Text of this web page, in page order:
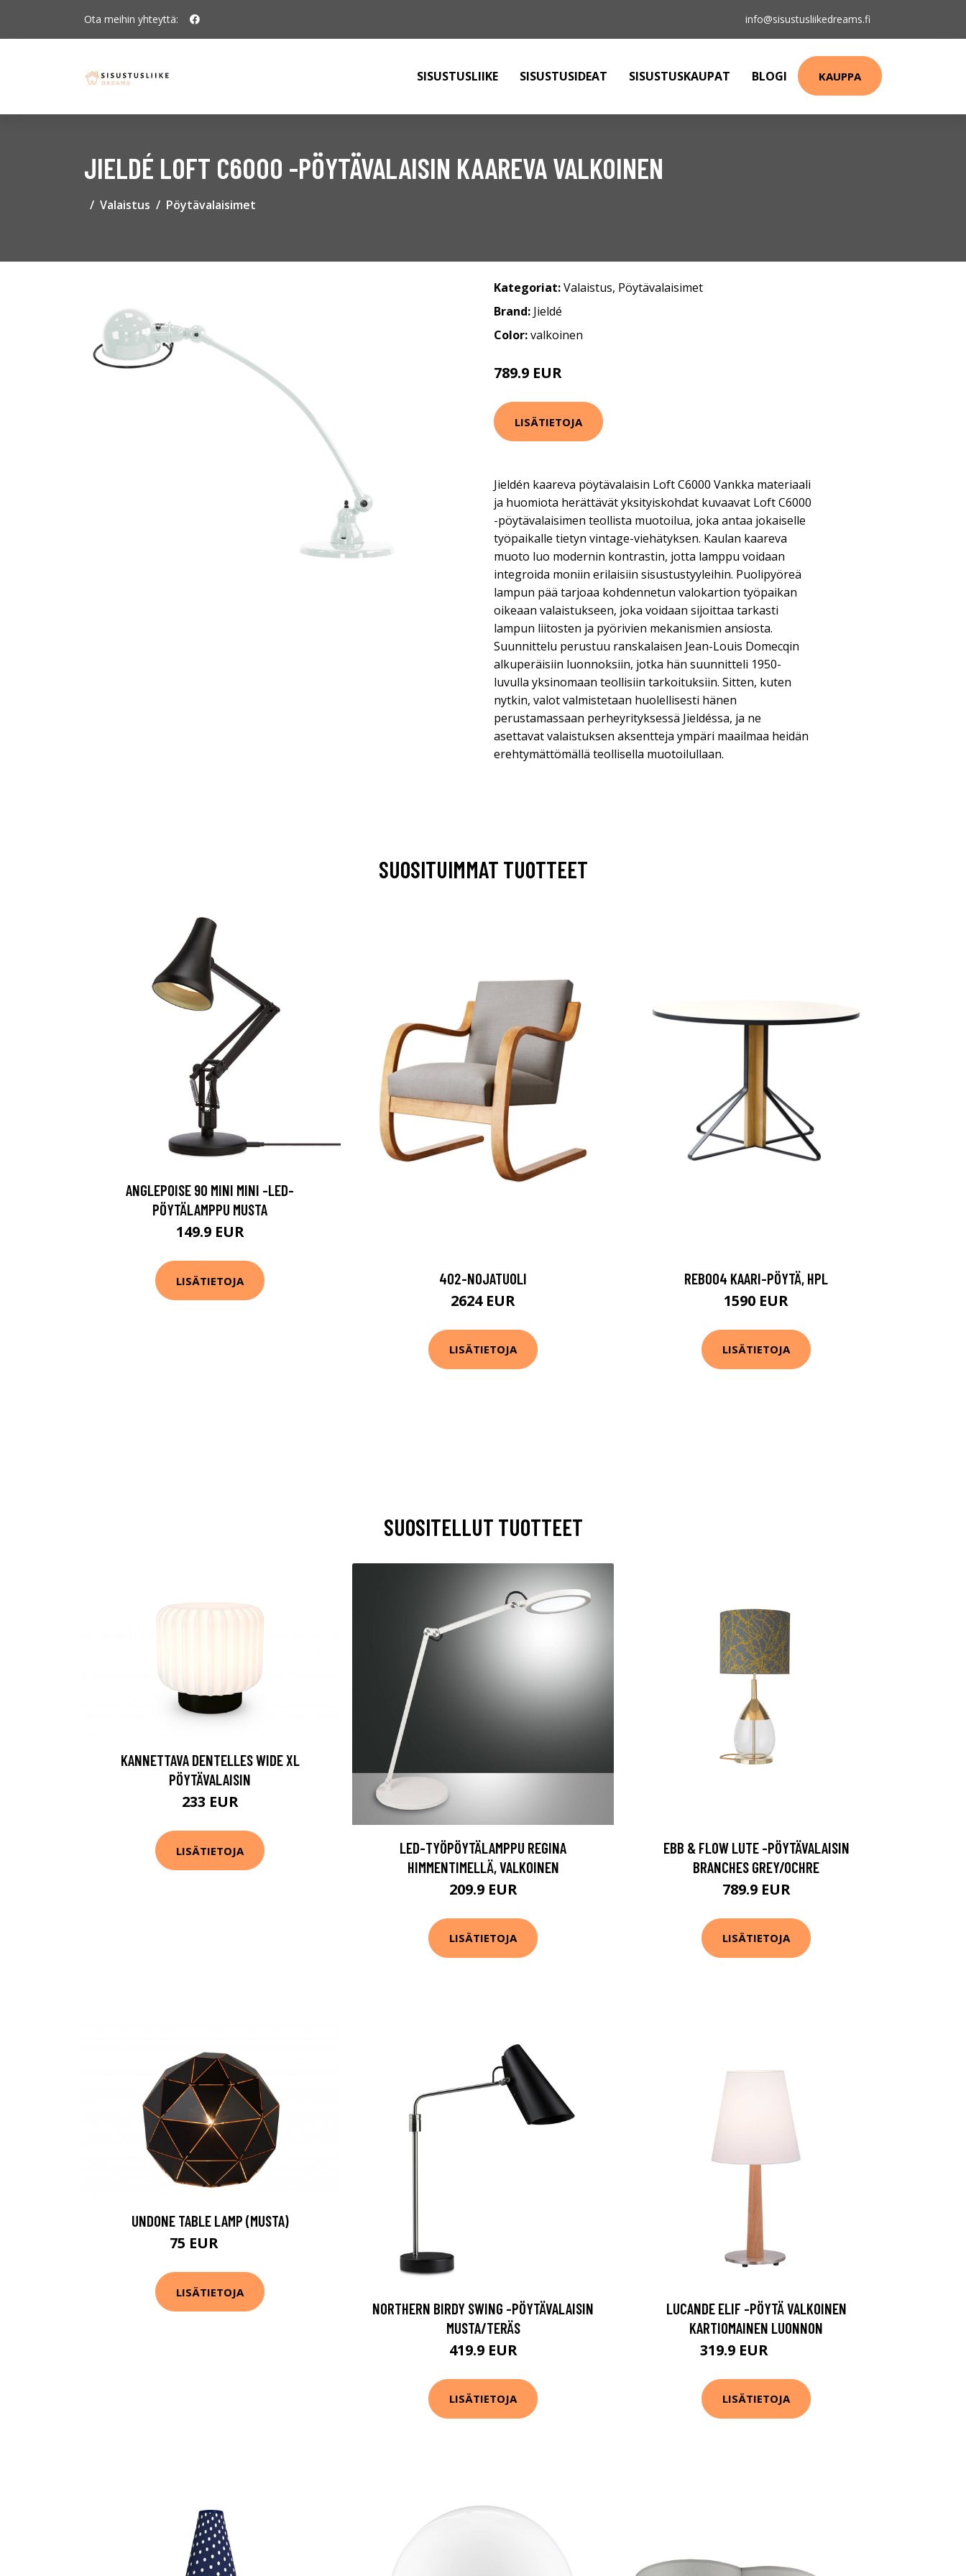
Ota meihin yhteyttä: info@sisustusliikedreams.fi
SISUSTUSLIIKE SISUSTUSIDEAT SISUSTUSKAUPAT BLOGI KAUPPA
JIELDÉ LOFT C6000 -PÖYTÄVALAISIN KAAREVA VALKOINEN
Valaistus Pöytävalaisimet
Kategoriat:Valaistus, Pöytävalaisimet
Brand: Jieldé
Color:valkoinen
789.9 EUR
LISÄTIETOJA
Jieldén kaareva pöytävalaisin Loft C6000 Vankka materiaali
ja huomiota herättävät yksityiskohdat kuvaavat Loft C6000
-pöytävalaisimen teollista muotoilua, joka antaa jokaiselle
työpaikalle tietyn vintage-viehätyksen. Kaulan kaareva
muoto luo modernin kontrastin, jotta lamppu voidaan
integroida moniin erilaisiin sisustustyyleihin. Puolipyöreä
lampun pää tarjoaa kohdennetun valokartion työpaikan
oikeaan valaistukseen, joka voidaan sijoittaa tarkasti
lampun liitosten ja pyörivien mekanismien ansiosta.
Suunnittelu perustuu ranskalaisen Jean-Louis Domecqin
alkuperäisiin luonnoksiin, jotka hän suunnitteli 1950-
luvulla yksinomaan teollisiin tarkoituksiin. Sitten, kuten
nytkin, valot valmistetaan huolellisesti hänen
perustamassaan perheyrityksessä Jieldéssa, ja ne
asettavat valaistuksen aksentteja ympäri maailmaa heidän
erehtymättömällä teollisella muotoilullaan.
SUOSITUIMMAT TUOTTEET
ANGLEPOISE 90 MINI MINI -LED-
PÖYTÄLAMPPU MUSTA
149.9 EUR
LISÄTIETOJA 402-NOJATUOLI
2624 EUR
LISÄTIETOJA
REB004 KAARI-PÖYTÄ, HPL
1590 EUR
LISÄTIETOJA
SUOSITELLUT TUOTTEET
KANNETTAVA DENTELLES WIDE XL
PÖYTÄVALAISIN
233 EUR
LISÄTIETOJA
LED-TYÖPÖYTÄLAMPPU REGINA
HIMMENTIMELLÄ, VALKOINEN
209.9 EUR
LISÄTIETOJA
EBB & FLOW LUTE -PÖYTÄVALAISIN
BRANCHES GREY/OCHRE
789.9 EUR
LISÄTIETOJA
UNDONE TABLE LAMP (MUSTA)
75 EUR
LISÄTIETOJA
NORTHERN BIRDY SWING -PÖYTÄVALAISIN
MUSTA/TERÄS
419.9 EUR
LISÄTIETOJA
LUCANDE ELIF -PÖYTÄ VALKOINEN
KARTIOMAINEN LUONNON
319.9 EUR
LISÄTIETOJA